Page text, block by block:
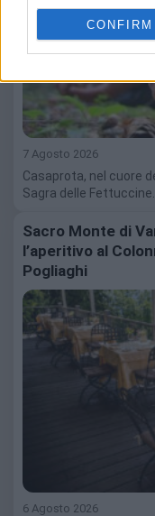
CONFIRM
7 Agosto 2026
Casaprota, nel cuore
Sagra delle
Sacro Monte di
l’aperitivo al
Pogliaghi
6 Agosto 2026